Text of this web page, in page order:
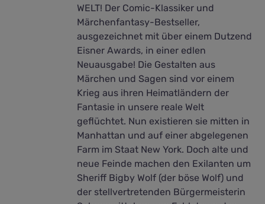
WELT! Der Comic-Klassiker und
Märchenfantasy-Bestseller,
ausgezeichnet mit über einem Dutzend
Eisner Awards, in einer edlen
Neuausgabe! Die Gestalten aus
Märchen und Sagen sind vor einem
Krieg aus ihren Heimatländern der
Fantasie in unsere reale Welt
geflüchtet. Nun existieren sie mitten in
Manhattan und auf einer abgelegenen
Farm im Staat New York. Doch alte und
neue Feinde machen den Exilanten um
Sheriff Bigby Wolf (der böse Wolf) und
der stellvertretenden Bürgermeisterin